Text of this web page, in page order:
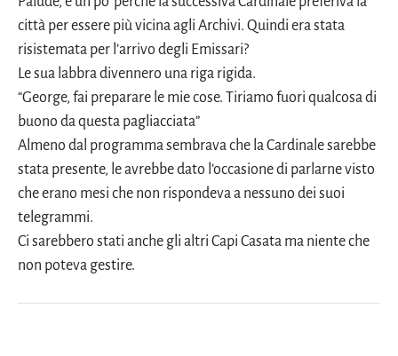
città per essere più vicina agli Archivi. Quindi era stata
risistemata per l’arrivo degli Emissari?
Le sua labbra divennero una riga rigida.
“George, fai preparare le mie cose. Tiriamo fuori qualcosa di
buono da questa pagliacciata”
Almeno dal programma sembrava che la Cardinale sarebbe
stata presente, le avrebbe dato l’occasione di parlarne visto
che erano mesi che non rispondeva a nessuno dei suoi
telegrammi.
Ci sarebbero stati anche gli altri Capi Casata ma niente che
non poteva gestire.